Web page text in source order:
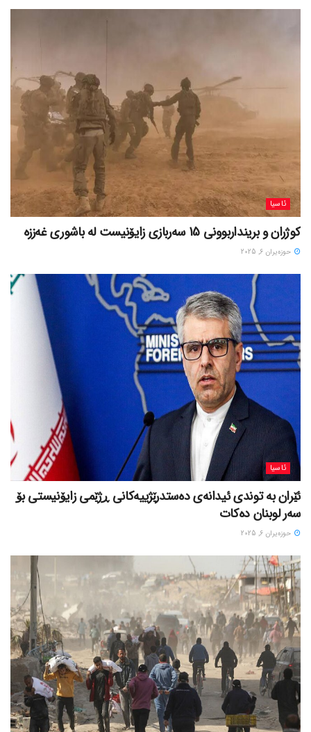
ئاسیا
کوژران و برینداربوونی 15 سەربازی زایۆنیست لە باشوری غەززە
حوزه‌یران 6, 2025
ئاسیا
ئێران بە توندی ئیدانەی دەستدرێژییەکانی ڕژێمی زایۆنیستی بۆ
سەر لوبنان دەکات
حوزه‌یران 6, 2025